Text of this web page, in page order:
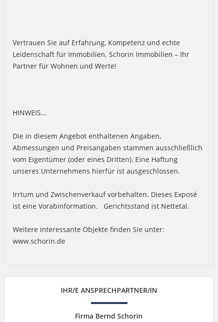
Vertrauen Sie auf Erfahrung, Kompetenz und echte
Leidenschaft für Immobilien. Schorin Immobilien – Ihr
Partner für Wohnen und Werte!
HINWEIS...
Die in diesem Angebot enthaltenen Angaben,
Abmessungen und Preisangaben stammen ausschließlich
vom Eigentümer (oder eines Dritten). Eine Haftung
unseres Unternehmens hierfür ist ausgeschlossen.
Irrtum und Zwischenverkauf vorbehalten. Dieses Exposé
ist eine Vorabinformation. Gerichtsstand ist Nettetal.
Weitere interessante Objekte finden Sie unter:
www.schorin.de
IHR/E ANSPRECHPARTNER/IN
Firma Bernd Schorin